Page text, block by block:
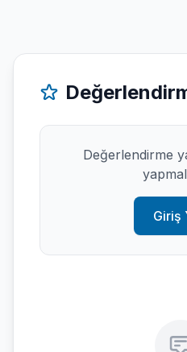
Değerlendirme
Giriş